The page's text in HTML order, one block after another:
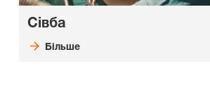
Сівба
Більше